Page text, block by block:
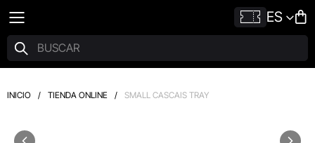
ES
INICIO / TIENDA ONLINE / SMALL CASCAIS TRAY